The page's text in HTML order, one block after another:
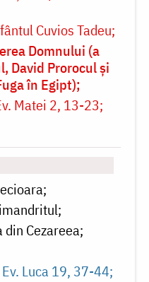
Cuvios Tadeu
Domnului (a
David Prorocul și
în Egipt)
Matei 2, 13-23
din Cezareea
Ev. Luca 19, 37-44